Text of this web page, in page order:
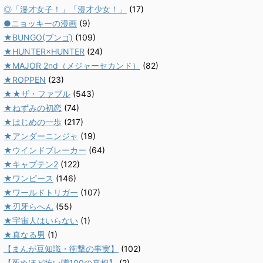
◎「漫才女子！」「漫才少女！」
(17)
●ニョッキーの漫画 (9)
★BUNGO(ブンゴ) (109)
★HUNTER×HUNTER (24)
★MAJOR 2nd（メジャーセカンド）
(82)
★ROPPEN (23)
★★ザ・ファブル (543)
★ねずみの初恋 (74)
★はじめの一歩 (217)
★アンダーニンジャ (19)
★ウインドブレーカー (64)
★キャプテン2 (122)
★ワンピース (146)
★ワールドトリガー (107)
★刃牙らへん (55)
★宇宙人はいらない (1)
★真なる男 (1)
【まんが豆知識・衝撃の事実】
(102)